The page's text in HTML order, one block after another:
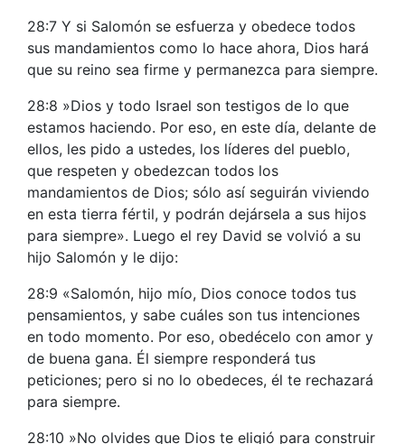
28:7 Y si Salomón se esfuerza y obedece todos
sus mandamientos como lo hace ahora, Dios hará
que su reino sea firme y permanezca para siempre.
28:8 »Dios y todo Israel son testigos de lo que
estamos haciendo. Por eso, en este día, delante de
ellos, les pido a ustedes, los líderes del pueblo,
que respeten y obedezcan todos los
mandamientos de Dios; sólo así seguirán viviendo
en esta tierra fértil, y podrán dejársela a sus hijos
para siempre». Luego el rey David se volvió a su
hijo Salomón y le dijo:
28:9 «Salomón, hijo mío, Dios conoce todos tus
pensamientos, y sabe cuáles son tus intenciones
en todo momento. Por eso, obedécelo con amor y
de buena gana. Él siempre responderá tus
peticiones; pero si no lo obedeces, él te rechazará
para siempre.
28:10 »No olvides que Dios te eligió para construir